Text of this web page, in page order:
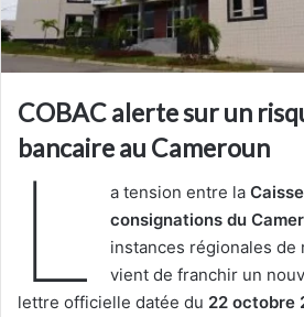
COBAC alerte sur un
bancaire au Cameroun
L a tension entre la
consignations du
instances régionales de
vient de franchir un
lettre officielle datée du 22 octobre